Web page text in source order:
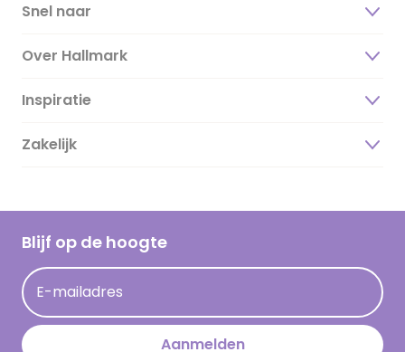
Snel naar
Over Hallmark
Over ons
Duurzaamheid
Hallmark Kaartclub
Acties
Persberichten
Hallmark en Kinderpostzegels
Inspiratie
Magazine
Cadeau inspiratie
Kaartinspiratie
Zakelijk
Blijf op de hoogte
E-mailadres
Aanmelden